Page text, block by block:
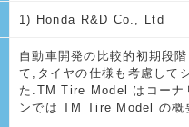
1) Honda R&D Co., Ltd
自動車開発の比較的初期段
て,タイヤの仕様も考慮して
た.TM Tire Model はコーナ
ンでは TM Tire Model の概